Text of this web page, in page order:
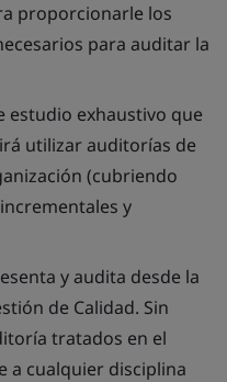
proporcionarle los
para auditar la
estudio exhaustivo que
utilizar auditorías de
(cubriendo
y
y audita desde la
de Calidad. Sin
tratados en el
a cualquier disciplina